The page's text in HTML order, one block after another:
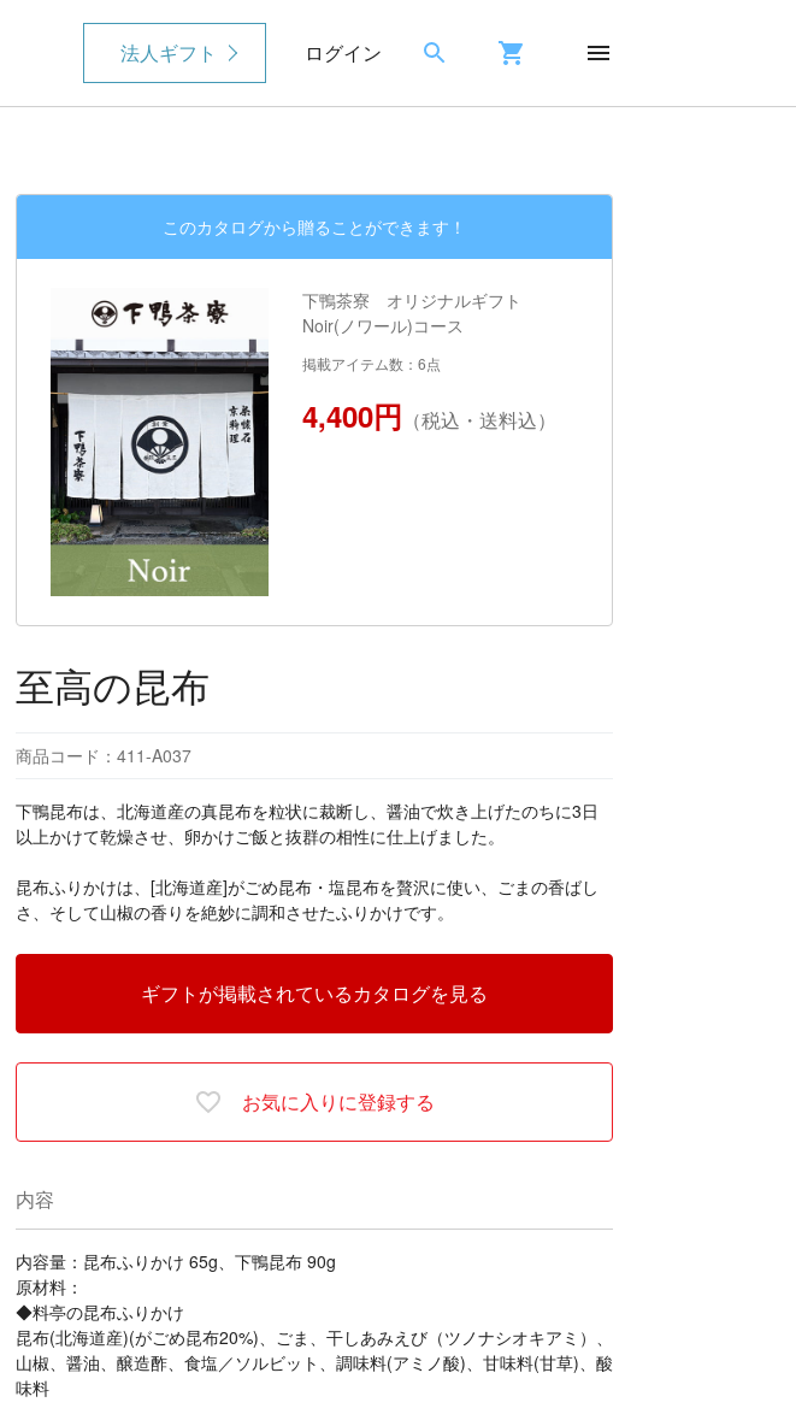
法人ギフト ログイン
このカタログから贈ることができます！
下鴨茶寮 オリジナルギフト
Noir(ノワール)コース
掲載アイテム数：6点
4,400円 （税込・送料込）
至高の昆布
商品コード：411-A037
下鴨昆布は、北海道産の真昆布を粒状に裁断し、醤油で炊き上げたのちに3日
以上かけて乾燥させ、卵かけご飯と抜群の相性に仕上げました。
昆布ふりかけは、[北海道産]がごめ昆布・塩昆布を贅沢に使い、ごまの香ばし
さ、そして山椒の香りを絶妙に調和させたふりかけです。
ギフトが掲載されているカタログを見る
お気に入りに登録する
内容
内容量：昆布ふりかけ 65g、下鴨昆布 90g
原材料：
◆料亭の昆布ふりかけ
昆布(北海道産)(がごめ昆布20%)、ごま、干しあみえび（ツノナシオキアミ）、
山椒、醤油、醸造酢、食塩／ソルビット、調味料(アミノ酸)、甘味料(甘草)、酸
味料